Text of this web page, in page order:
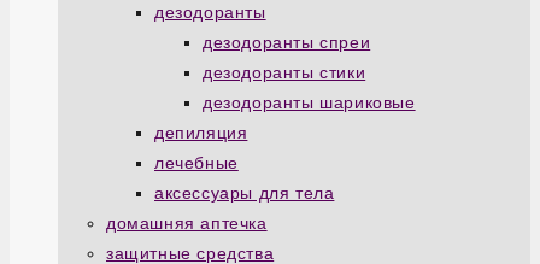
дезодоранты
дезодоранты спреи
дезодоранты стики
дезодоранты шариковые
депиляция
лечебные
аксессуары для тела
домашняя аптечка
защитные средства